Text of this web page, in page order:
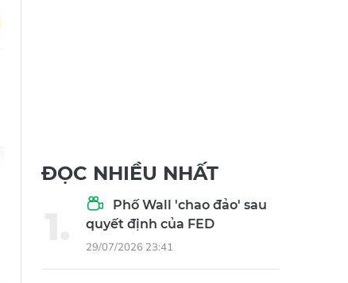
ĐỌC NHIỀU NHẤT
Phố Wall 'chao đảo' sau
quyết định của FED
29/07/2026 23:41